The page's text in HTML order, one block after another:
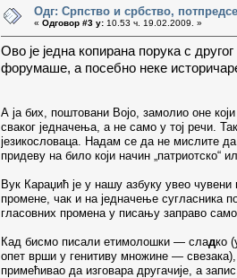
Одг: Српство и србство,
« Одговор #3 у: 10.53 ч. 19.02.2009. »
Ово је једна копирана порука с
форумаше, а посебно неке
А ја бих, поштовани Војо, замолио оне
сваког једначења, а не само у тој речи.
језикословаца. Надам се да не мислите
придеву на било који начин „патриотско“
Вук Караџић је у нашу азбуку увео
промене, чак и на једначење сугласника
гласовних промена у писању заправо само
Кад бисмо писали етимолошки — сладко
опет врши у генитиву множине —
примећивао да изговара другачије, а